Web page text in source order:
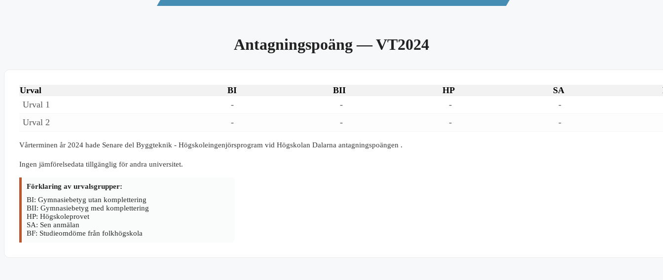
Antagningspoäng— VT2024
Urval BI BII HP SA
Urval 1
- - -
-
Urval 2
- - - -
Vårterminen år 2024 hade Senare del Byggteknik - Högskoleingenjörsprogram vid Högskolan Dalarna antagningspoängen .
Ingen jämförelsedata tillgänglig för andra universitet.
Förklaring av urvalsgrupper:
BI: Gymnasiebetyg utan komplettering
BII: Gymnasiebetyg med komplettering
HP: Högskoleprovet
SA: Sen anmälan
BF: Studieomdöme från folkhögskola